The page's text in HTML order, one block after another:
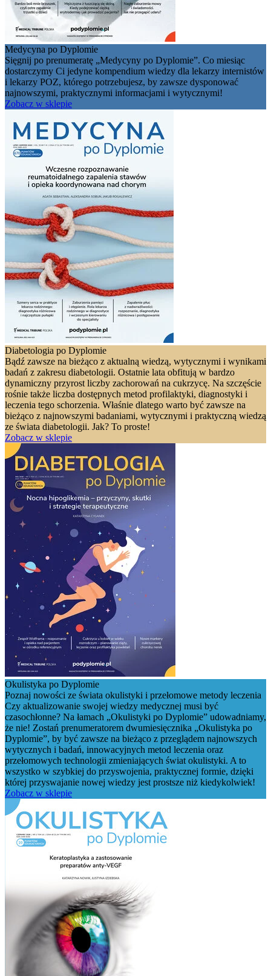
Medycyna po Dyplomie
Sięgnij po prenumeratę „Medycyny po Dyplomie”. Co miesiąc
dostarczymy Ci jedyne kompendium wiedzy dla lekarzy internistów
i lekarzy POZ, którego potrzebujesz, by zawsze dysponować
najnowszymi, praktycznymi informacjami i wytycznymi!
Zobacz w sklepie
Diabetologia po Dyplomie
Bądź zawsze na bieżąco z aktualną wiedzą, wytycznymi i wynikami
badań z zakresu diabetologii. Ostatnie lata obfitują w bardzo
dynamiczny przyrost liczby zachorowań na cukrzycę. Na szczęście
rośnie także liczba dostępnych metod profilaktyki, diagnostyki i
leczenia tego schorzenia. Właśnie dlatego warto być zawsze na
bieżąco z najnowszymi badaniami, wytycznymi i praktyczną wiedzą
ze świata diabetologii. Jak? To proste!
Zobacz w sklepie
Okulistyka po Dyplomie
Poznaj nowości ze świata okulistyki i przełomowe metody leczenia
Czy aktualizowanie swojej wiedzy medycznej musi być
czasochłonne? Na łamach „Okulistyki po Dyplomie” udowadniamy,
że nie! Zostań prenumeratorem dwumiesięcznika „Okulistyka po
Dyplomie”, by być zawsze na bieżąco z przeglądem najnowszych
wytycznych i badań, innowacyjnych metod leczenia oraz
przełomowych technologii zmieniających świat okulistyki. A to
wszystko w szybkiej do przyswojenia, praktycznej formie, dzięki
której przyswajanie nowej wiedzy jest prostsze niż kiedykolwiek!
Zobacz w sklepie